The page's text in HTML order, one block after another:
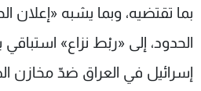
بما تقتضيه، وبما يشبه «إعلان
الحدود، إلى «ربْط نزاع» استباقي
إسرائيل في العراق ضدّ مخازن